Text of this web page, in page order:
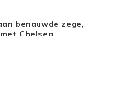
benauwde zege,
Chelsea